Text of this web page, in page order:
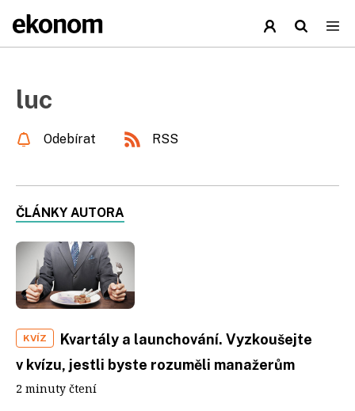
luc
Odebírat RSS
ČLÁNKY AUTORA
KVÍZ
Kvartály a launchování. Vyzkoušejte
v kvízu, jestli byste rozuměli manažerům
2 minuty čtení